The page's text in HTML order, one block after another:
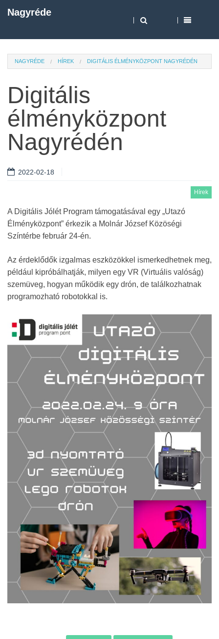
Nagyréde
NAGYRÉDE HÍREK DIGITÁLIS ÉLMÉNYKÖZPONT NAGYRÉDÉN
Digitális
élményközpont
Nagyrédén
2022-02-18
Hírek
A Digitális Jólét Program támogatásával egy „Utazó
Élményközpont” érkezik a Molnár József Közöségi
Színtérbe február 24-én.
Az érdeklődők izgalmas eszközökkel ismerkedhetnek meg,
például kipróbálhatják, milyen egy VR (Virtuális valóság)
szemüveg, hogyan működik egy drón, de találkozhatnak
programozható robotokkal is.